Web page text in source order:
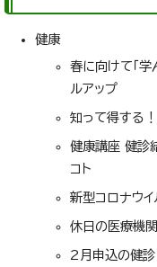
健康
春に向けて「学
ルアップ
知って得する
健康講座 健診
コト
新型コロナウ
休日の医療機
2月申込の健診